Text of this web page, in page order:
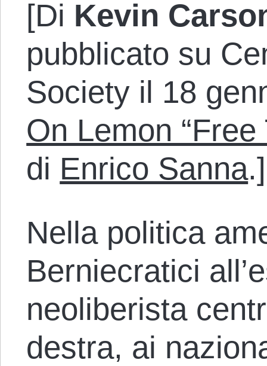
[Di Kevin
pubblicato su
Society il 18
On Lemon “Free
di Enrico Sanna.]
Nella politica
Berniecratici
neoliberista
destra, ai